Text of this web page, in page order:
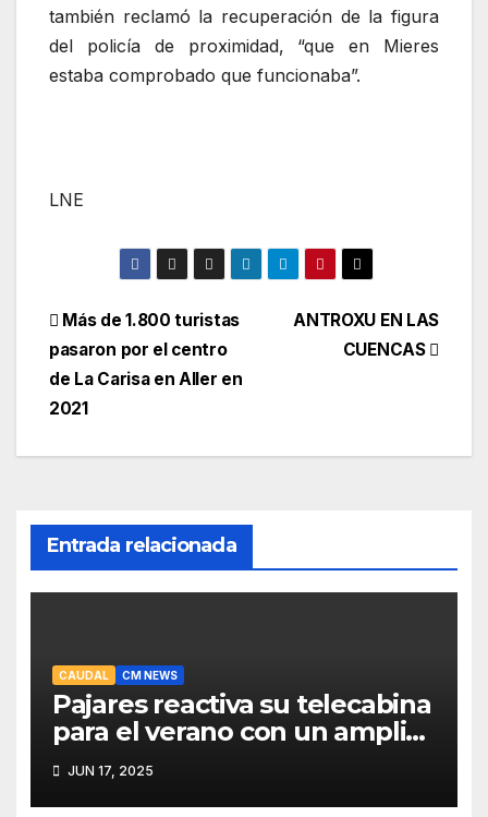
también reclamó la recuperación de la figura
del policía de proximidad, “que en Mieres
estaba comprobado que funcionaba”.
LNE
Navegación
de
entradas
ANTROXU EN LAS
CUENCAS
Más de 1.800 turistas
pasaron por el centro
de La Carisa en Aller en
2021
Entrada relacionada
CAUDAL CM NEWS
Pajares reactiva su telecabina
para el verano con un amplio
programa de actividades
JUN 17, 2025